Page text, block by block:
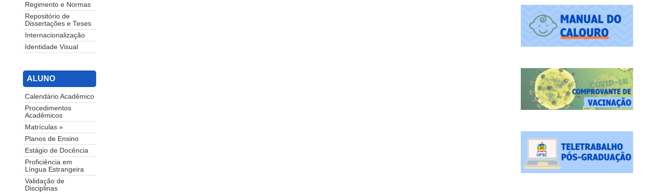
Regimento e Normas
Repositório de
Dissertações e Teses
Internacionalização
Identidade Visual
ALUNO
Calendário Acadêmico
Procedimentos
Acadêmicos
Matrículas »
Planos de Ensino
Estágio de Docência
Proficiência em
Língua Estrangeira
Validação de
Disciplinas